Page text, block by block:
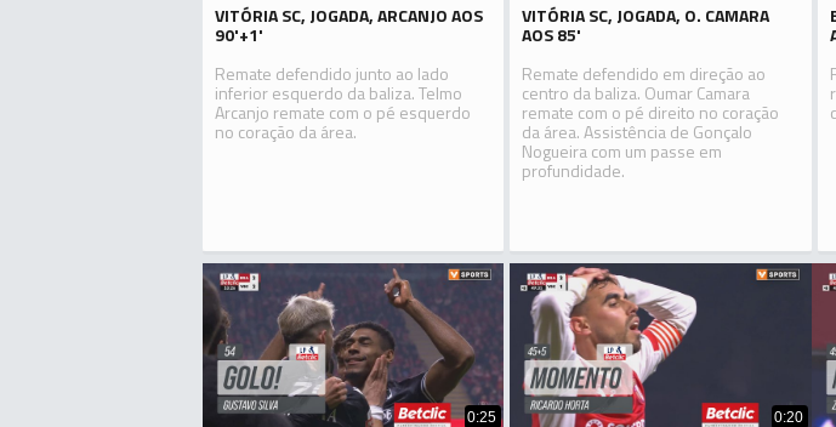
VITÓRIA SC, JOGADA, ARCANJO AOS
90'+1'
Remate defendido junto ao lado
inferior esquerdo da baliza. Telmo
Arcanjo remate com o pé esquerdo
no coração da área.
VITÓRIA SC, JOGADA, O. CAMARA
AOS 85'
Remate defendido em direção ao
centro da baliza. Oumar Camara
remate com o pé direito no coração
da área. Assistência de Gonçalo
Nogueira com um passe em
profundidade.
0:25 0:20